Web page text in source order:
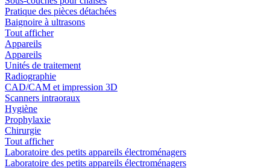
Pratique des pièces détachées
Baignoire à ultrasons
Tout afficher
Appareils
Appareils
Unités de traitement
Radiographie
CAD/CAM et impression 3D
Scanners intraoraux
Hygiène
Prophylaxie
Chirurgie
Tout afficher
Laboratoire des petits appareils électroménagers
Laboratoire des petits appareils électroménagers